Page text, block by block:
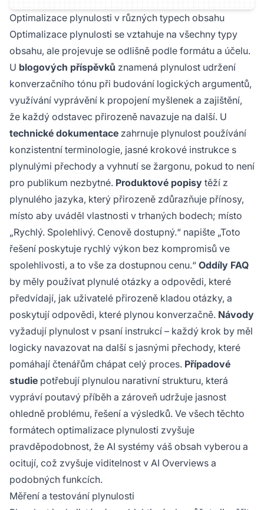
Optimalizace plynulosti v různých typech obsahu
Optimalizace plynulosti se vztahuje na všechny typy
obsahu, ale projevuje se odlišně podle formátu a účelu.
U blogových příspěvků znamená plynulost udržení
konverzačního tónu při budování logických argumentů,
využívání vyprávění k propojení myšlenek a zajištění,
že každý odstavec přirozeně navazuje na další. U
technické dokumentace zahrnuje plynulost používání
konzistentní terminologie, jasné krokové instrukce s
plynulými přechody a vyhnutí se žargonu, pokud to není
pro publikum nezbytné. Produktové popisy těží z
plynulého jazyka, který přirozeně zdůrazňuje přínosy,
místo aby uváděl vlastnosti v trhaných bodech; místo
„Rychlý. Spolehlivý. Cenově dostupný.“ napište „Toto
řešení poskytuje rychlý výkon bez kompromisů ve
spolehlivosti, a to vše za dostupnou cenu.“ Oddíly FAQ
by měly používat plynulé otázky a odpovědi, které
předvídají, jak uživatelé přirozeně kladou otázky, a
poskytují odpovědi, které plynou konverzačně. Návody
vyžadují plynulost v psaní instrukcí – každý krok by měl
logicky navazovat na další s jasnými přechody, které
pomáhají čtenářům chápat celý proces. Případové
studie potřebují plynulou narativní strukturu, která
vypráví poutavý příběh a zároveň udržuje jasnost
ohledně problému, řešení a výsledků. Ve všech těchto
formátech optimalizace plynulosti zvyšuje
pravděpodobnost, že AI systémy váš obsah vyberou a
ocitují, což zvyšuje viditelnost v AI Overviews a
podobných funkcích.
Měření a testování plynulosti